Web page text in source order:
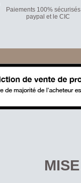
Paiements 100%
paypal et le CIC